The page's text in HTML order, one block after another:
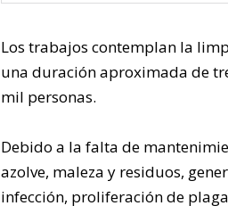
Los trabajos contemplan la
una duración aproximada de
mil personas.
Debido a la falta de
azolve, maleza y residuos,
infección, proliferación de